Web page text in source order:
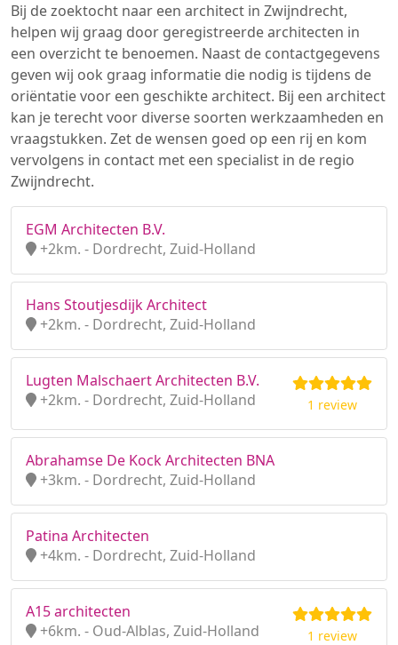
Bij de zoektocht naar een architect in Zwijndrecht,
helpen wij graag door geregistreerde architecten in
een overzicht te benoemen. Naast de contactgegevens
geven wij ook graag informatie die nodig is tijdens de
oriëntatie voor een geschikte architect. Bij een architect
kan je terecht voor diverse soorten werkzaamheden en
vraagstukken. Zet de wensen goed op een rij en kom
vervolgens in contact met een specialist in de regio
Zwijndrecht.
EGM Architecten B.V.
+2km. - Dordrecht, Zuid-Holland
Hans Stoutjesdijk Architect
+2km. - Dordrecht, Zuid-Holland
Lugten Malschaert Architecten B.V.
+2km. - Dordrecht, Zuid-Holland
1 review
Abrahamse De Kock Architecten BNA
+3km. - Dordrecht, Zuid-Holland
Patina Architecten
+4km. - Dordrecht, Zuid-Holland
A15 architecten
+6km. - Oud-Alblas, Zuid-Holland
1 review